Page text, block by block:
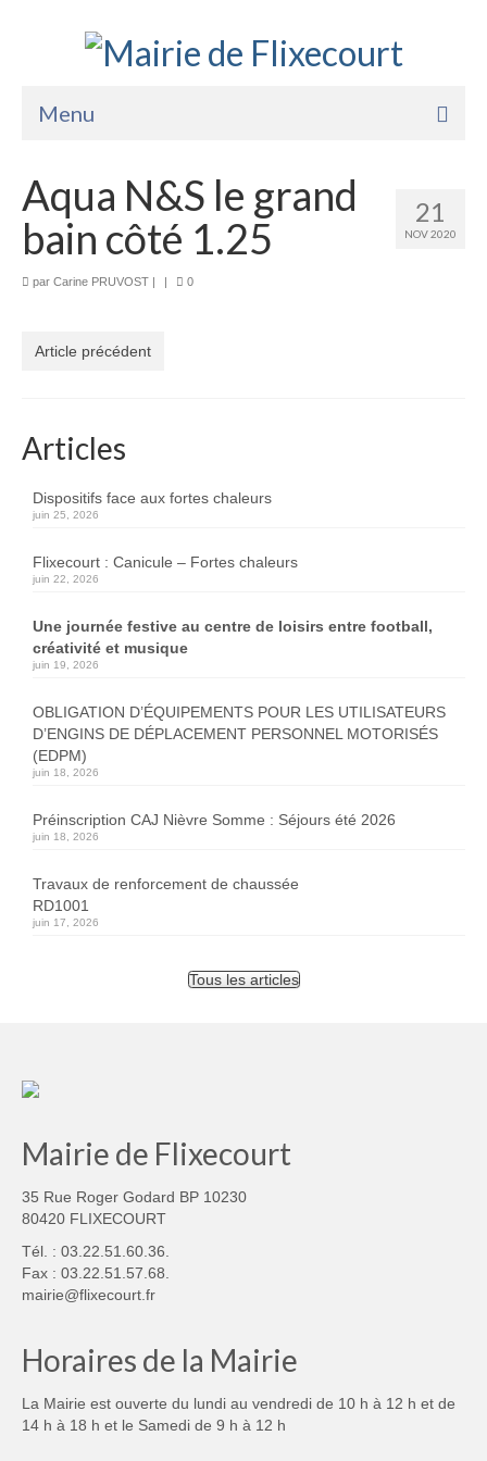
Menu
La Mairie
Vie Pratique
Enfance Jeunesse
21
NOV 2020
Aqua N&S le grand
bain côté 1.25
par Carine PRUVOST | | 0
Article précédent
Articles
Dispositifs face aux fortes chaleurs
juin 25, 2026
Flixecourt : Canicule – Fortes chaleurs
juin 22, 2026
Une journée festive au centre de loisirs entre football,
créativité et musique
juin 19, 2026
OBLIGATION D’ÉQUIPEMENTS POUR LES UTILISATEURS
D’ENGINS DE DÉPLACEMENT PERSONNEL MOTORISÉS
(EDPM)
juin 18, 2026
Préinscription CAJ Nièvre Somme : Séjours été 2026
juin 18, 2026
Travaux de renforcement de chaussée
RD1001
juin 17, 2026
Tous les articles
Mairie de Flixecourt
35 Rue Roger Godard BP 10230
80420 FLIXECOURT
Tél. : 03.22.51.60.36.
Fax : 03.22.51.57.68.
mairie@flixecourt.fr
Horaires de la Mairie
La Mairie est ouverte du lundi au vendredi de 10 h à 12 h et de
14 h à 18 h et le Samedi de 9 h à 12 h